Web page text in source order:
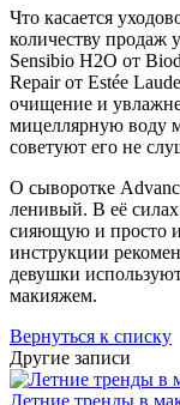
Что касается
количеству продаж
Sensibio H2O от
Repair от Estée
очищение и
мицеллярную воду
советуют его не
О сыворотке
ленивый. В её
сияющую и просто
инструкции
девушки
макияжем.
Вернуться к списку
Другие записи
Летние тренды в